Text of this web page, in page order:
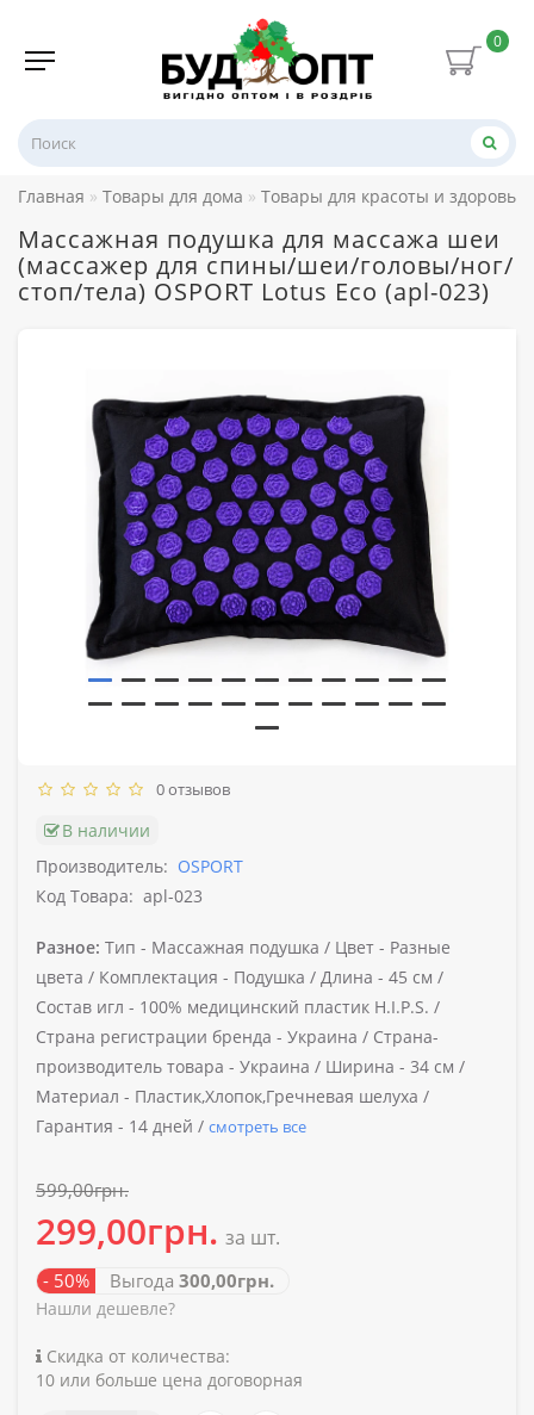
0
Главная Товары для дома Товары для красоты и здоровья
Массажная подушка для массажа шеи
(массажер для спины/шеи/головы/ног/
стоп/тела) OSPORT Lotus Eco (apl-023)
0 отзывов
В наличии
Производитель: OSPORT
Код Товара: apl-023
Разное: Тип - Массажная подушка / Цвет - Разные
цвета / Комплектация - Подушка / Длина - 45 см /
Состав игл - 100% медицинский пластик H.I.P.S. /
Страна регистрации бренда - Украина / Страна-
производитель товара - Украина / Ширина - 34 см /
Материал - Пластик,Хлопок,Гречневая шелуха /
Гарантия - 14 дней / смотреть все
599,00грн.
299,00грн. за шт.
- 50% Выгода 300,00грн.
Нашли дешевле?
Скидка от количества:
10 или больше цена договорная